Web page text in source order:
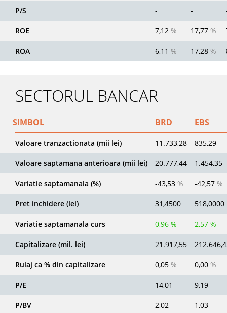
P/S - -
ROE 7,12 % 17,77 %
ROA 6,11 % 17,28 %
SECTORUL BANCAR
SIMBOL BRD EBS
Valoare tranzactionata (mii lei) 11.733,28 835,29
Valoare saptamana anterioara (mii lei) 20.777,44 1.454,35
Variatie saptamanala (%) -43,53 % -42,57 %
Pret inchidere (lei) 31,4500 518,0000
Variatie saptamanala curs 0,96 % 2,57 %
Capitalizare (mil. lei) 21.917,55
Rulaj ca % din capitalizare 0,05 % 0,00 %
P/E 14,01 9,19
P/BV 2,02 1,03